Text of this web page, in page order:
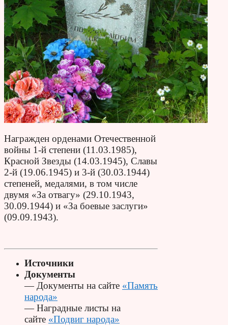
Награжден орденами Отечественной
войны 1-й степени (11.03.1985),
Красной Звезды (14.03.1945), Славы
2-й (19.06.1945) и 3-й (30.03.1944)
степеней, медалями, в том числе
двумя «За отвагу» (29.10.1943,
30.09.1944) и «За боевые заслуги»
(09.09.1943).
Источники
Документы
— Документы на сайте «Память
народа»
— Наградные листы на
сайте «Подвиг народа»